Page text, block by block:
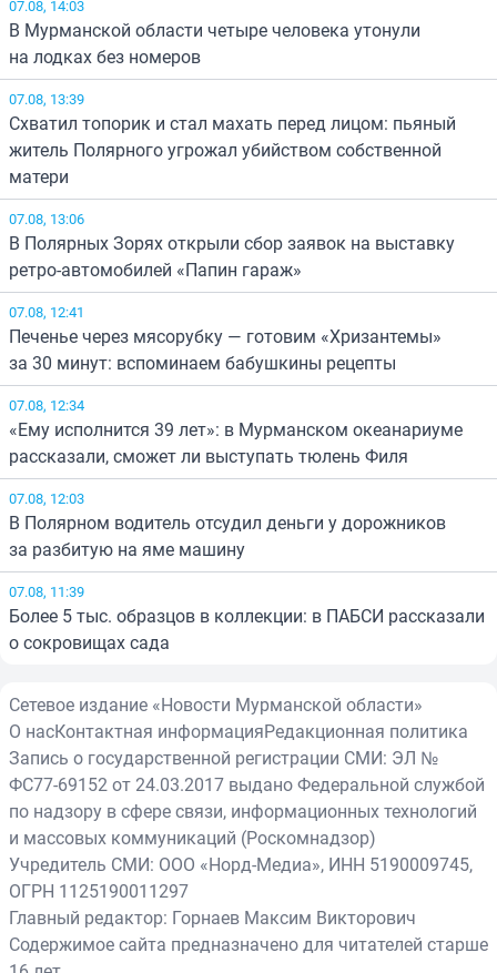
07.08, 14:03
В Мурманской области четыре человека утонули
на лодках без номеров
07.08, 13:39
Схватил топорик и стал махать перед лицом: пьяный
житель Полярного угрожал убийством собственной
матери
07.08, 13:06
В Полярных Зорях открыли сбор заявок на выставку
ретро-автомобилей «Папин гараж»
07.08, 12:41
Печенье через мясорубку — готовим «Хризантемы»
за 30 минут: вспоминаем бабушкины рецепты
07.08, 12:34
«Ему исполнится 39 лет»: в Мурманском океанариуме
рассказали, сможет ли выступать тюлень Филя
07.08, 12:03
В Полярном водитель отсудил деньги у дорожников
за разбитую на яме машину
07.08, 11:39
Более 5 тыс. образцов в коллекции: в ПАБСИ рассказали
о сокровищах сада
Сетевое издание «Новости Мурманской области»
О насКонтактная информацияРедакционная политика
Запись о государственной регистрации СМИ: ЭЛ №
ФС77-69152 от 24.03.2017 выдано Федеральной службой
по надзору в сфере связи, информационных технологий
и массовых коммуникаций (Роскомнадзор)
Учредитель СМИ: ООО «Норд-Медиа», ИНН 5190009745,
ОГРН 1125190011297
Главный редактор: Горнаев Максим Викторович
Содержимое сайта предназначено для читателей старше